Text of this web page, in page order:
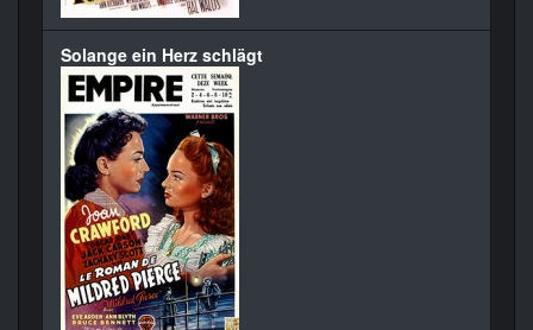
Solange ein Herz schlägt